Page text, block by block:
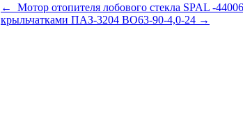
← Мотор отопителя лобового стекла SPAL -
крыльчатками ПАЗ-3204 ВО63-90-4,0-24 →